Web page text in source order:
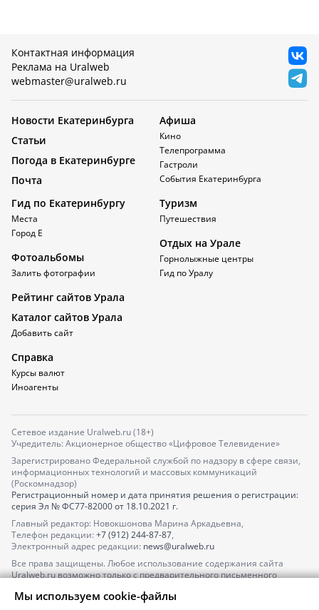
Контактная информация
Реклама на Uralweb
webmaster@uralweb.ru
Новости Екатеринбурга
Статьи
Погода в Екатеринбурге
Почта
Афиша
Кино
Телепрограмма
Гастроли
События Екатеринбурга
Гид по Екатеринбургу
Места
Город Е
Фотоальбомы
Залить фотографии
Туризм
Путешествия
Отдых на Урале
Горнолыжные центры
Гид по Уралу
Рейтинг сайтов Урала
Каталог сайтов Урала
Добавить сайт
Справка
Курсы валют
Иноагенты
Сетевое издание Uralweb.ru (18+)
Учредитель: Акционерное общество «Цифровое Телевидение»
Зарегистрировано Федеральной службой по надзору в сфере связи,
информационных технологий и массовых коммуникаций
(Роскомнадзор)
Регистрационный номер и дата принятия решения о регистрации:
серия Эл № ФС77-82000от 18.10.2021 г.
Главный редактор: Новокшонова Марина Аркадьевна,
Телефон редакции: +7 (912) 244-87-87,
Электронный адрес редакции: news@uralweb.ru
Все права защищены. Любое использование содержания сайта
Uralweb.ru возможно только с предварительного письменного
По вопросам размещения рекламы обращайтесь по тел.
Мы используем cookie-файлы